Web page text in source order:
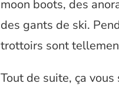
moon boots, des
des gants de ski.
trottoirs sont
Tout de suite, ça